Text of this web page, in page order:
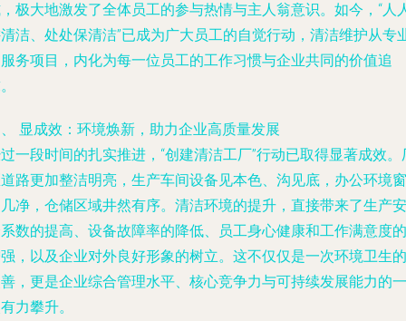
极大地激发了全体员工的参与热情与主人翁意识。如今，“人
洁、处处保清洁”已成为广大员工的自觉行动，清洁维护从专
务项目，内化为每一位员工的工作习惯与企业共同的价值追
显成效：环境焕新，助力企业高质量发展
一段时间的扎实推进，“创建清洁工厂”行动已取得显著成效。
路更加整洁明亮，生产车间设备见本色、沟见底，办公环境窗
净，仓储区域井然有序。清洁环境的提升，直接带来了生产安
数的提高、设备故障率的降低、员工身心健康和工作满意度的
，以及企业对外良好形象的树立。这不仅仅是一次环境卫生的
，更是企业综合管理水平、核心竞争力与可持续发展能力的一
力攀升。